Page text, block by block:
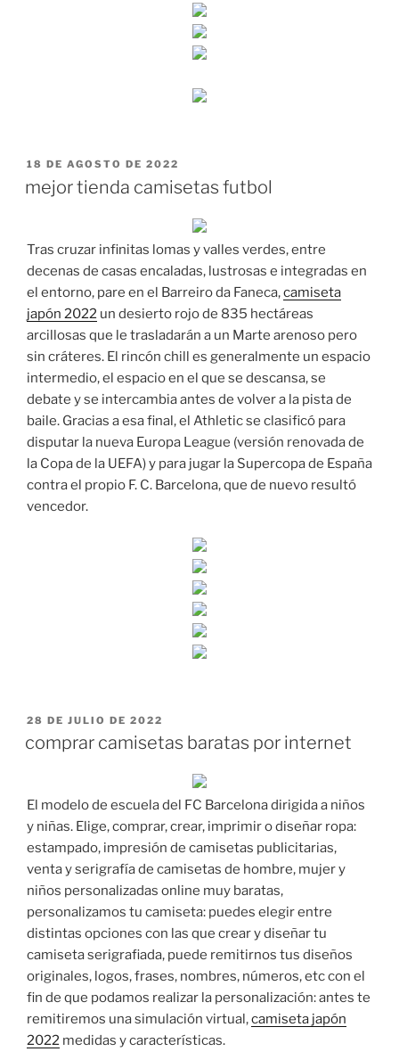
PUBLICADO
18 DE AGOSTO DE 2022
mejor tienda camisetas futbol
Tras cruzar infinitas lomas y valles verdes, entre
decenas de casas encaladas, lustrosas e integradas en
el entorno, pare en el Barreiro da Faneca,camiseta
japón 2022 un desierto rojo de 835 hectáreas
arcillosas que le trasladarán a un Marte arenoso pero
sin cráteres. El rincón chill es generalmente un espacio
intermedio, el espacio en el que se descansa, se
debate y se intercambia antes de volver a la pista de
baile. Gracias a esa final, el Athletic se clasificó para
disputar la nueva Europa League (versión renovada de
la Copa de la UEFA) y para jugar la Supercopa de España
contra el propio F. C. Barcelona, que de nuevo resultó
vencedor.
PUBLICADO
28 DE JULIO DE 2022
comprar camisetas baratas por internet
El modelo de escuela del FC Barcelona dirigida a niños
y niñas. Elige, comprar, crear, imprimir o diseñar ropa:
estampado, impresión de camisetas publicitarias,
venta y serigrafía de camisetas de hombre, mujer y
niños personalizadas online muy baratas,
personalizamos tu camiseta: puedes elegir entre
distintas opciones con las que crear y diseñar tu
camiseta serigrafiada, puede remitirnos tus diseños
originales, logos, frases, nombres, números, etc con el
fin de que podamos realizar la personalización: antes te
remitiremos una simulación virtual,camiseta japón
2022 medidas y características.